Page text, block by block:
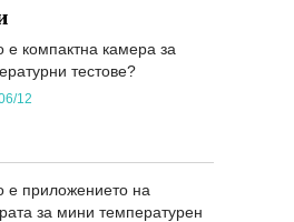
е компактна камера за
тестове?
12
е приложението на
за мини температурен